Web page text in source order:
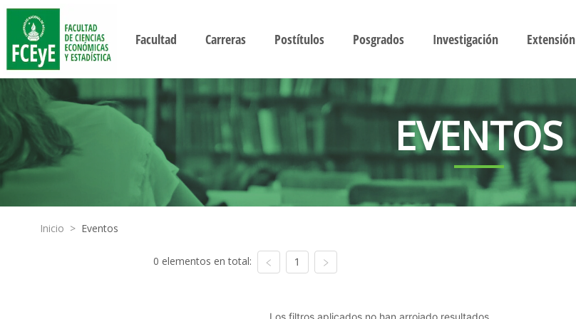
Facultad Carreras Postítulos Posgrados Investigación Extensión
EVENTOS
Inicio > Eventos
0 elementos en total: 1
Los filtros aplicados no han arrojado resultados